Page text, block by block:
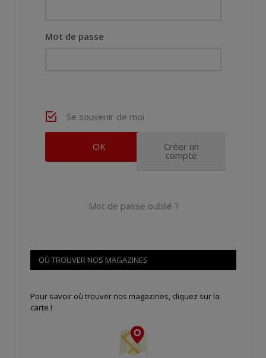
Mot de passe
Se souvenir de moi
Créer un
compte
Mot de passe oublié ?
OÙ TROUVER NOS MAGAZINES
Pour savoir où trouver nos magazines, cliquez sur la
carte !